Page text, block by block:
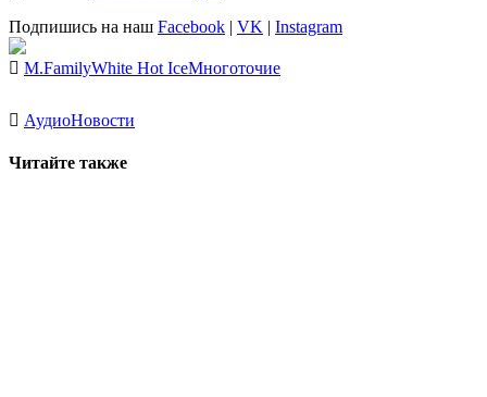
Подпишись на наш Facebook | VK | Instagram
M.FamilyWhite Hot IceМноготочие
АудиоНовости
Читайте также